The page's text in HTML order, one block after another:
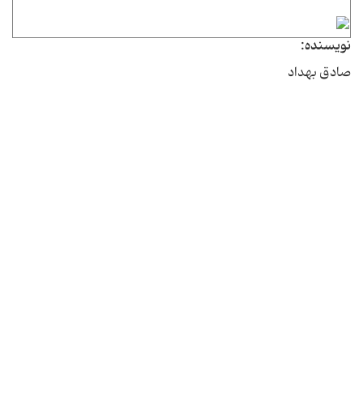
نویسنده:
صادق بهداد